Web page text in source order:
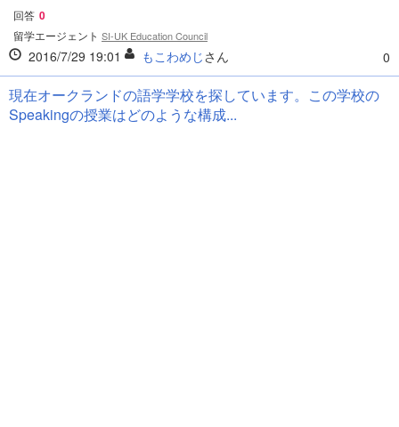
回答 0
留学エージェント SI-UK Education Council
2016/7/29 19:01 もこわめじさん 0
現在オークランドの語学学校を探しています。この学校の
Speakingの授業はどのような構成...